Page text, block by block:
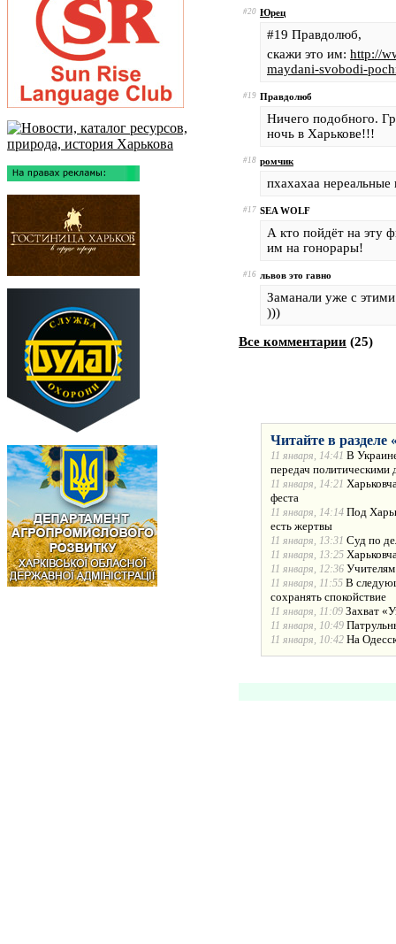
#20 Юрец
#19 Правдолюб,
скажи это им: http://
maydani-svobodi-
#19 Правдолюб
Ничего подобного.
ночь в Харькове!!!
#18 ромчик
пхахахаа нереальные
#17 SEA WOLF
А кто пойдёт на эту
им на гонорары!
#16 львов это гавно
Заманали уже с
)))
Все комментарии (25)
Читайте в разделе
11 января, 14:41 В
передач политическими
11 января, 14:21
феста
11 января, 14:14 Под
есть жертвы
11 января, 13:31 Суд по
11 января, 13:25
11 января, 12:36
11 января, 11:55 В
сохранять спокойствие
11 января, 11:09 Захват
11 января, 10:49
11 января, 10:42 На